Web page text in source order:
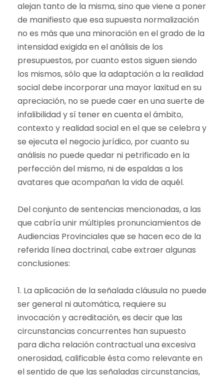
alejan tanto de la misma, sino que viene a poner
de manifiesto que esa supuesta normalización
no es más que una minoración en el grado de la
intensidad exigida en el análisis de los
presupuestos, por cuanto estos siguen siendo
los mismos, sólo que la adaptación a la realidad
social debe incorporar una mayor laxitud en su
apreciación, no se puede caer en una suerte de
infalibilidad y sí tener en cuenta el ámbito,
contexto y realidad social en el que se celebra y
se ejecuta el negocio jurídico, por cuanto su
análisis no puede quedar ni petrificado en la
perfección del mismo, ni de espaldas a los
avatares que acompañan la vida de aquél.
Del conjunto de sentencias mencionadas, a las
que cabría unir múltiples pronunciamientos de
Audiencias Provinciales que se hacen eco de la
referida línea doctrinal, cabe extraer algunas
conclusiones:
1. La aplicación de la señalada cláusula no puede
ser general ni automática, requiere su
invocación y acreditación, es decir que las
circunstancias concurrentes han supuesto
para dicha relación contractual una excesiva
onerosidad, calificable ésta como relevante en
el sentido de que las señaladas circunstancias,